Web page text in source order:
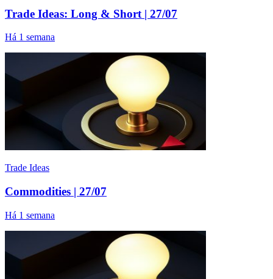
Trade Ideas: Long & Short | 27/07
Há 1 semana
Trade Ideas
Commodities | 27/07
Há 1 semana